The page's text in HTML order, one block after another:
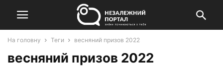
На головну Теги весняний призов 2022
весняний призов 2022